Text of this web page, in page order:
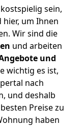
sein,
um Ihnen
Wir sind die
und arbeiten
und
wichtig es ist,
nach
und deshalb
Preise zu
haben